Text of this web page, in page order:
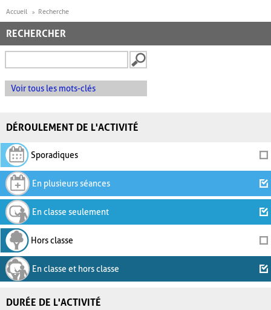
Accueil Recherche
RECHERCHER
Voir tous les mots-clés
DÉROULEMENT DE L'ACTIVITÉ
Sporadiques
En plusieurs séances
En classe seulement
Hors classe
En classe et hors classe
DURÉE DE L'ACTIVITÉ